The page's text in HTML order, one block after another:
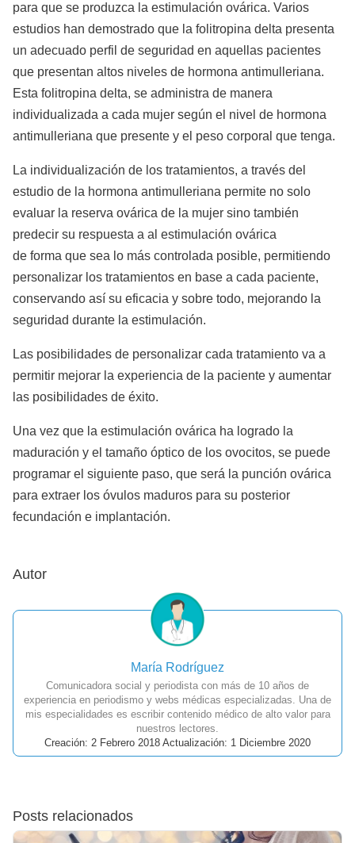
para que se produzca la estimulación ovárica. Varios
estudios han demostrado que la folitropina delta presenta
un adecuado perfil de seguridad en aquellas pacientes
que presentan altos niveles de hormona antimulleriana.
Esta folitropina delta, se administra de manera
individualizada a cada mujer según el nivel de hormona
antimulleriana que presente y el peso corporal que tenga.
La individualización de los tratamientos, a través del
estudio de la hormona antimulleriana permite no solo
evaluar la reserva ovárica de la mujer sino también
predecir su respuesta a al estimulación ovárica
de forma que sea lo más controlada posible, permitiendo
personalizar los tratamientos en base a cada paciente,
conservando así su eficacia y sobre todo, mejorando la
seguridad durante la estimulación.
Las posibilidades de personalizar cada tratamiento va a
permitir mejorar la experiencia de la paciente y aumentar
las posibilidades de éxito.
Una vez que la estimulación ovárica ha logrado la
maduración y el tamaño óptico de los ovocitos, se puede
programar el siguiente paso, que será la punción ovárica
para extraer los óvulos maduros para su posterior
fecundación e implantación.
Autor
María Rodríguez
Comunicadora social y periodista con más de 10 años de
experiencia en periodismo y webs médicas especializadas. Una de
mis especialidades es escribir contenido médico de alto valor para
nuestros lectores.
Creación: 2 Febrero 2018 Actualización: 1 Diciembre 2020
Posts relacionados